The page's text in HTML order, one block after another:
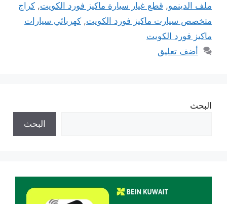
ملف الدينمو, قطع غيار سيارة ماكيز فورد الكويت, كراج
متخصص سيارت ماكيز فورد الكويت, كهربائي سيارات
ماكيز فورد الكويت
أضف تعليق
البحث
البحث